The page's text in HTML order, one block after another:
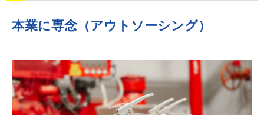
本業に専念（アウトソーシング）